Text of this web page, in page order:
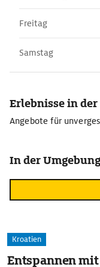
Freitag
Samstag
Erlebnisse in der
Angebote für
In der Umgebung
Kroatien
Entspannen